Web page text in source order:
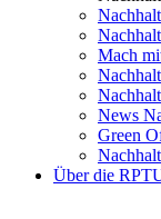
Mach
News
Green
Über die